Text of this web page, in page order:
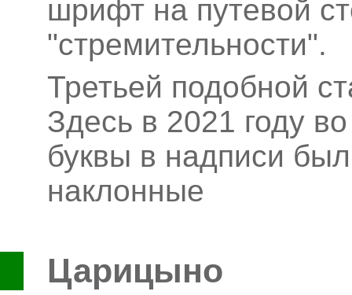
шрифт на путевой
"стремительности".
Третьей подобной
Здесь в 2021 году
буквы в надписи
наклонные
Царицыно